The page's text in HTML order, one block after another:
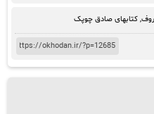
بود.
, کتابهای صادق چوپک